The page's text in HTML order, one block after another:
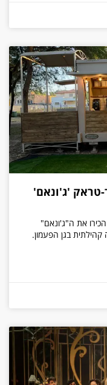
טראק 'ג'ונאם'
את ה"ג'ונאם"
קהילתית בגן הפעמון.